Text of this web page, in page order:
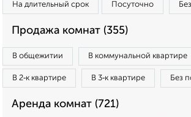
На длительный срок Посуточно
Продажа комнат (355)
В общежитии В коммунальной квартире
В 2‑к квартире В 3‑к квартире Без
Аренда комнат (721)